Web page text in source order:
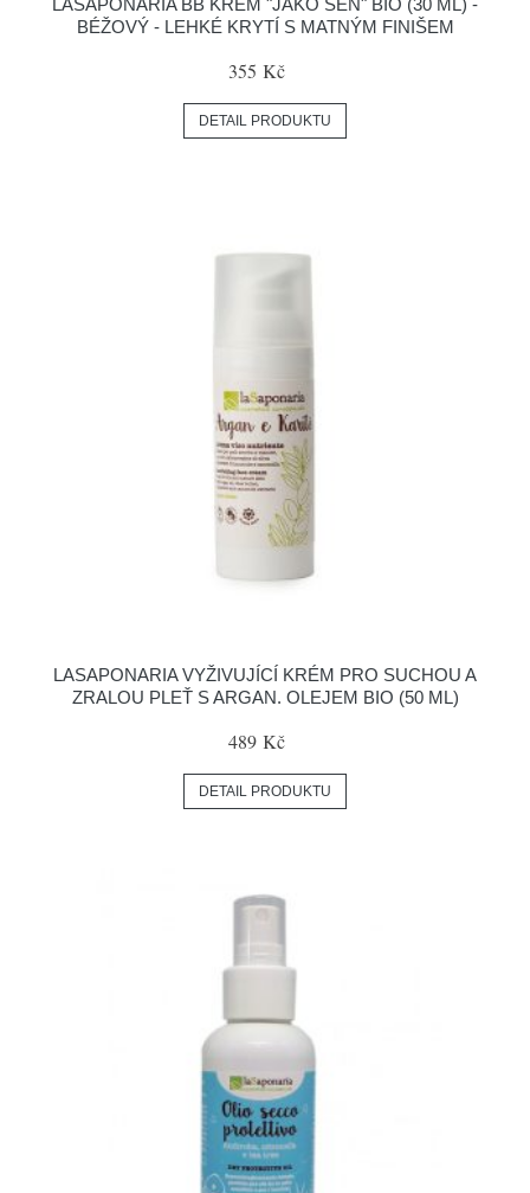
LASAPONARIA BB KRÉM "JAKO SEN" BIO (30 ML) -
BÉŽOVÝ - LEHKÉ KRYTÍ S MATNÝM FINIŠEM
355 Kč
DETAIL PRODUKTU
LASAPONARIA VYŽIVUJÍCÍ KRÉM PRO SUCHOU A
ZRALOU PLEŤ S ARGAN. OLEJEM BIO (50 ML)
489 Kč
DETAIL PRODUKTU